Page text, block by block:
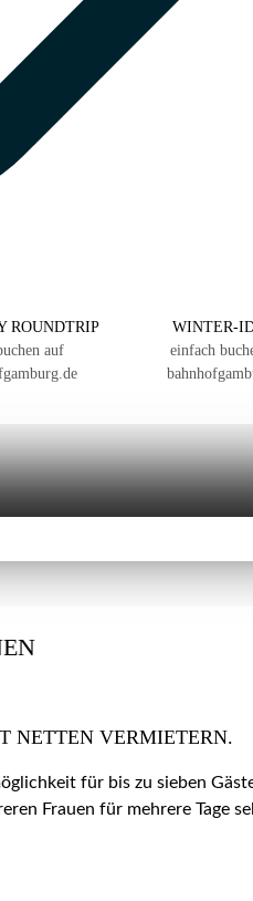
ROUNDTRIP
auf
WINTER-
einfach
NETTEN VERMIETERN.
für bis zu sieben
Frauen für mehrere Tage